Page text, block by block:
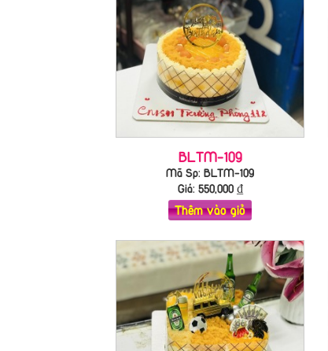
BLTM-109
Mã Sp: BLTM-109
Giá: 550,000₫
Thêm vào giỏ